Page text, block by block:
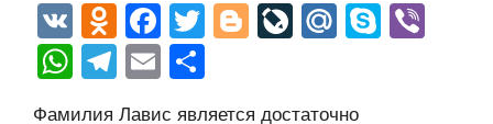
V
K
O
d
n
F
a
c
T
Bl
Li
M
S
W
T
E
Фамилия Лавис является достаточно